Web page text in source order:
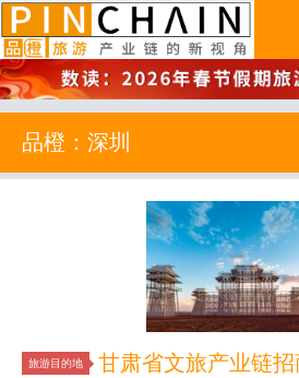
品橙旅游
品橙：深圳
旅游目的地
甘肃省文旅产业链招